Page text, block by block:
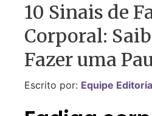
10 Sinais de
Corporal:
Fazer uma
Escrito por: Equipe